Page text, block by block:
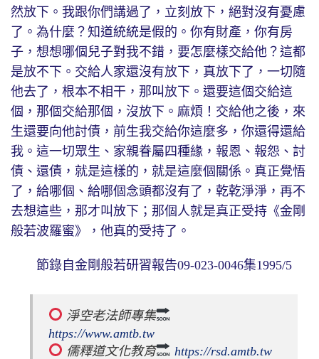
然放下。我跟你們講過了，立刻放下，絕對沒有憂慮
了。為什麼？知道統統是假的。你有財產，你有房
子，想想哪個兒子對我不錯，要怎麼樣交給他？這都
是放不下。交給人家還沒有放下，真放下了，一切隨
他去了，根本不相干，那叫放下。還要這個交給這
個，那個交給那個，沒放下。麻煩！交給他之後，來
生還要向他討債，前生我交給你這麼多，你還得還給
我。這一切眾生、家親眷屬四種緣，報恩、報怨、討
債、還債，就是這樣的，就是這麼個關係。真正覺悟
了，給哪個、給哪個念頭都沒有了，乾乾淨淨，再不
去想這些，那才叫放下；那個人就是真正受持《金剛
般若波羅蜜》，他真的受持了。
節錄自金剛般若研習報告09-023-0046集1995/5
淨空老法師專集
https://www.amtb.tw
儒釋道文化教育
https://rsd.amtb.tw